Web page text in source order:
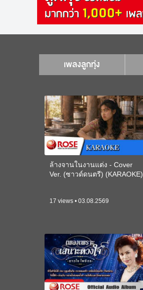
เพลงลูกทุ่ง
ล้างจานในงานแต่ง - Cover
Ver. (ซาวด์ดนตรี) (KARAOKE)
17 views • 03.08.2569